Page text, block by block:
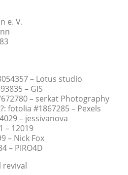
e. V.
– Lotus studio
– GIS
– serkat Photography
fotolia #1867285 – Pexels
– jessivanova
– 12019
– Nick Fox
– PIRO4D
revival